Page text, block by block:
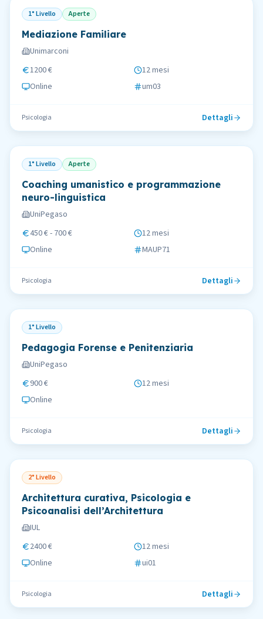
1° Livello Aperte
Mediazione Familiare
Unimarconi
1200 €
12 mesi
Online
um03
Psicologia Dettagli
1° Livello Aperte
Coaching umanistico e programmazione
neuro-linguistica
UniPegaso
450 € - 700 €
12 mesi
Online
MAUP71
Psicologia Dettagli
1° Livello
Pedagogia Forense e Penitenziaria
UniPegaso
900 €
12 mesi
Online
Psicologia Dettagli
2° Livello
Architettura curativa, Psicologia e
Psicoanalisi dell’Architettura
IUL
2400 €
12 mesi
Online
ui01
Psicologia Dettagli